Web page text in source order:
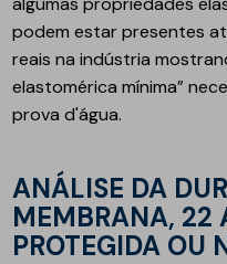
podem estar presentes
reais na indústria
elastomérica mínima”
prova d'água.
ANÁLISE DA DURABILIDADE DA
MEMBRANA, 22
PROTEGIDA OU